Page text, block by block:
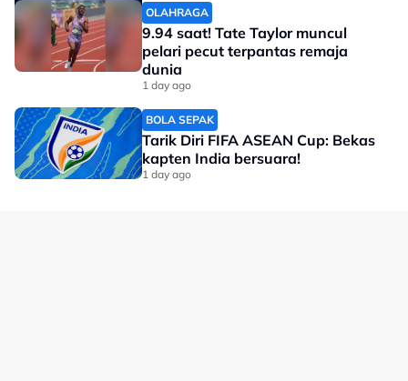
Smash Lebih Padu
Raket dengan kawalan tepat dan kuasa
seimbang untuk tingkatkan prestasi permainan.
OLAHRAGA
9.94 saat! Tate Taylor muncul
pelari pecut terpantas remaja
dunia
1 day ago
BOLA SEPAK
Tarik Diri FIFA ASEAN Cup: Bekas
kapten India bersuara!
1 day ago